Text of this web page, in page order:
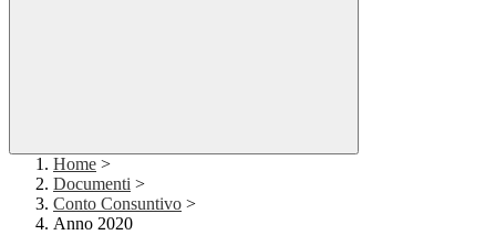
Home >
Documenti >
Conto Consuntivo >
Anno 2020